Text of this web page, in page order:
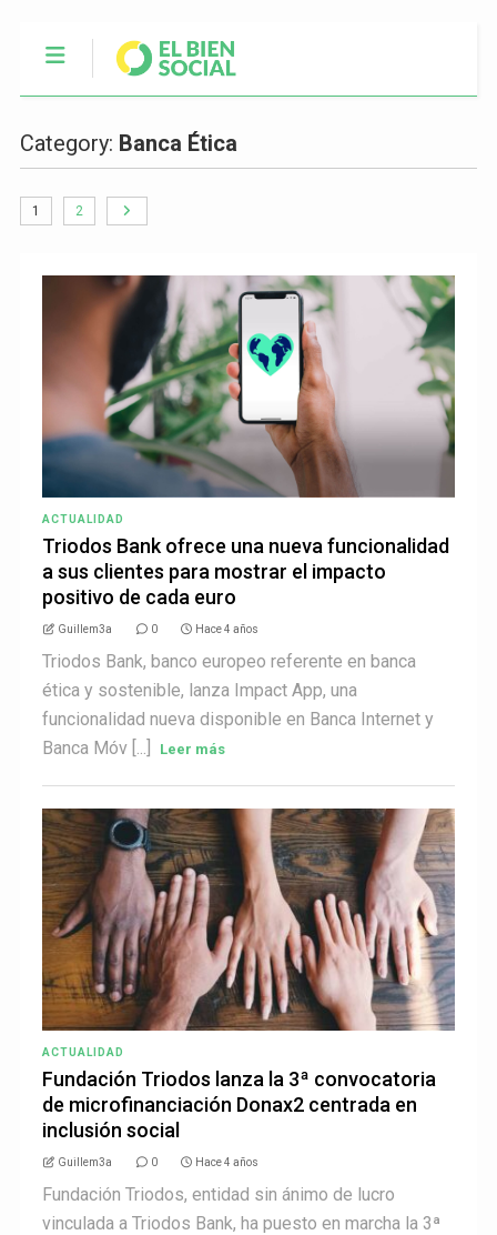
Category: Banca Ética
1 2
ACTUALIDAD
Triodos Bank ofrece una nueva funcionalidad
a sus clientes para mostrar el impacto
positivo de cada euro
Guillem3a 0 Hace 4 años
Triodos Bank, banco europeo referente en banca
ética y sostenible, lanza Impact App, una
funcionalidad nueva disponible en Banca Internet y
Banca Móv [...]
Leer más
ACTUALIDAD
Fundación Triodos lanza la 3ª convocatoria
de microfinanciación Donax2 centrada en
inclusión social
Guillem3a 0 Hace 4 años
Fundación Triodos, entidad sin ánimo de lucro
vinculada a Triodos Bank, ha puesto en marcha la 3ª